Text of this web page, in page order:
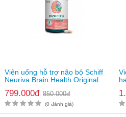
Viên uống hỗ trợ não bộ Schiff
Neuriva Brain Health Original
799.000đ 850.000đ
(0 đánh giá)